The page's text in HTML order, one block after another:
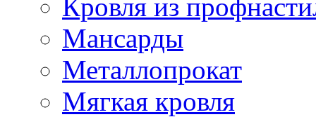
Кровля из
Мансарды
Металлопрокат
Мягкая кровля